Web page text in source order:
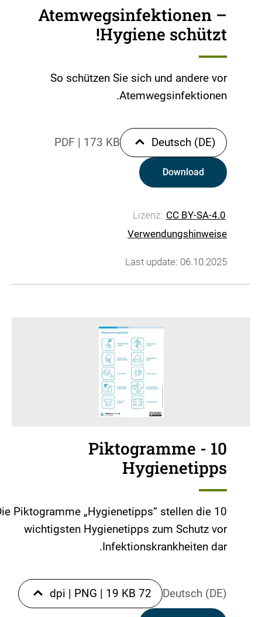
Atemwegsinfektionen –
Hygiene schützt!
So schützen Sie sich und andere vor
Atemwegsinfektionen.
Deutsch (DE)
PDF | 173 KB
Download
Lizenz: CC BY-SA-4.0
Verwendungshinweise
Last update: 06.10.2025
Piktogramme - 10
Hygienetipps
Piktogramme „Hygienetipps“ stellen die 10
wichtigsten Hygienetipps zum Schutz vor
Infektionskrankheiten dar.
Deutsch (DE)
72 dpi
| PNG | 19 KB